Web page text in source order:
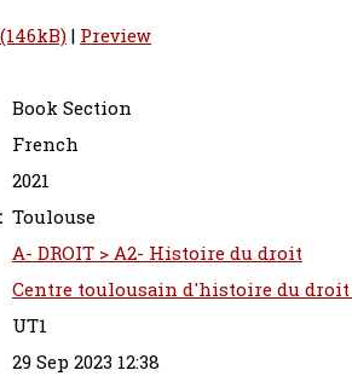
| Preview
Book Section
French
2021
Toulouse
A- DROIT > A2- Histoire du droit
Centre toulousain d'histoire du droit
UT1
29 Sep 2023 12:38